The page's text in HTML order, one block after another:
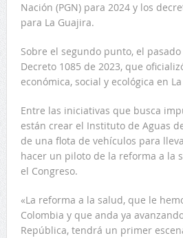
Nación (PGN) para 2024 y los
para La Guajira.
Sobre el segundo punto, el
Decreto 1085 de 2023, que
económica, social y ecológica en
Entre las iniciativas que busca
están crear el Instituto de Aguas
de una flota de vehículos para
hacer un piloto de la reforma a la
el Congreso.
«La reforma a la salud, que le
Colombia y que anda ya
República, tendrá un primer